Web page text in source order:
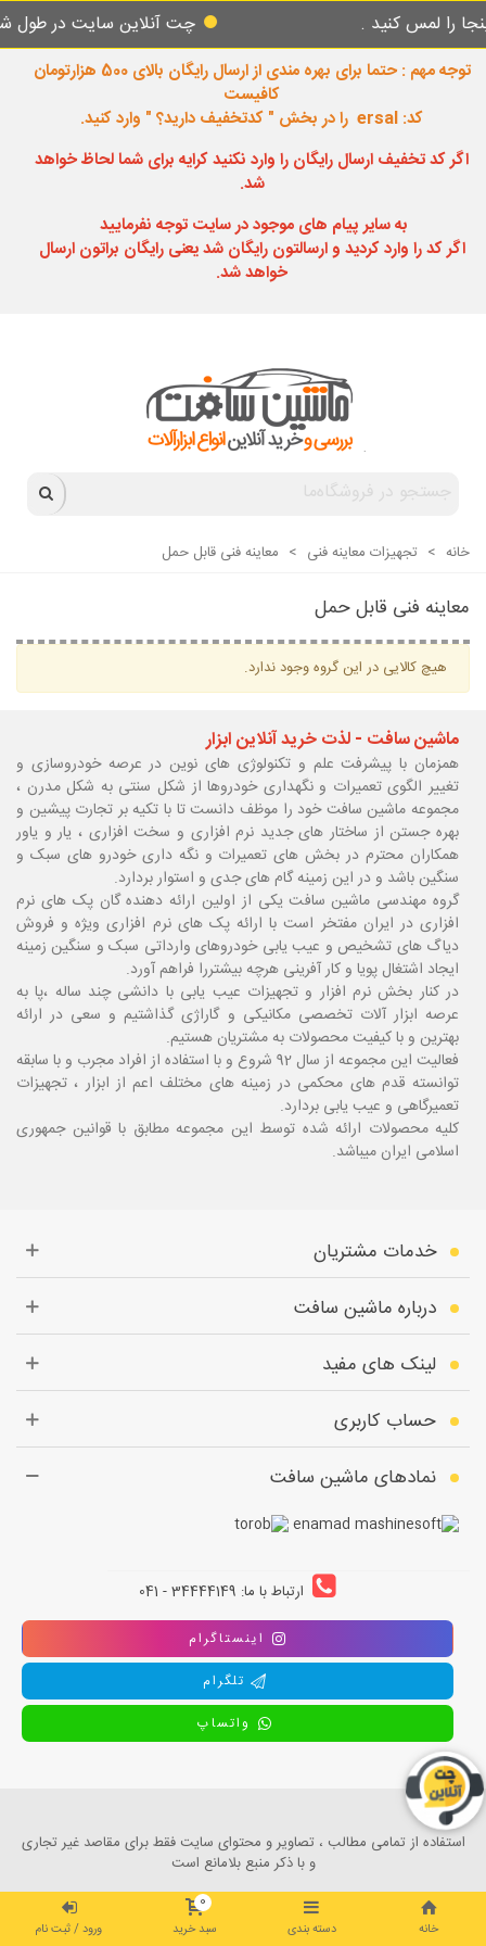
لمس کنید . چت آنلاین سایت در طول
توجه مهم : حتما برای بهره مندی از ارسال رایگان بالای 500 هزارتومان
کافیست
کد: ersal را در بخش " کدتخفیف دارید؟ " وارد کنید.
اگر کد تخفیف ارسال رایگان را وارد نکنید کرایه برای شما لحاظ خواهد
شد.
به سایر پیام های موجود در سایت توجه نفرمایید
اگر کد را وارد کردید و ارسالتون رایگان شد یعنی رایگان براتون ارسال
خواهد شد.
خانه > تجهیزات معاینه فنی > معاینه فنی قابل حمل
معاینه فنی قابل حمل
هیچ کالایی در این گروه وجود ندارد.
ماشین سافت - لذت خرید آنلاین ابزار
همزمان با پیشرفت علم و تکنولوژی های نوین در عرصه خودروسازی و
تغییر الگوی تعمیرات و نگهداری خودروها از شکل سنتی به شکل مدرن ،
مجموعه ماشین سافت خود را موظف دانست تا با تکیه بر تجارت پیشین و
بهره جستن از ساختار های جدید نرم افزاری و سخت افزاری ، یار و یاور
همکاران محترم در بخش های تعمیرات و نگه داری خودرو های سبک و
سنگین باشد و در این زمینه گام های جدی و استوار بردارد.
گروه مهندسی ماشین سافت یکی از اولین ارائه دهنده گان پک های نرم
افزاری در ایران مفتخر است با ارائه پک های نرم افزاری ویژه و فروش
دیاگ های تشخیص و عیب یابی خودروهای وارداتی سبک و سنگین زمینه
ایجاد اشتغال پویا و کار آفرینی هرچه بیشتررا فراهم آورد.
در کنار بخش نرم افزار و تجهیزات عیب یابی با دانشی چند ساله ،پا به
عرصه ابزار آلات تخصصی مکانیکی و گاراژی گذاشتیم و سعی در ارائه
بهترین و با کیفیت محصولات به مشتریان هستیم.
فعالیت این مجموعه از سال 92 شروع و با استفاده از افراد مجرب و با سابقه
توانسته قدم های محکمی در زمینه های مختلف اعم از ابزار ، تجهیزات
تعمیرگاهی و عیب یابی بردارد.
کلیه محصولات ارائه شده توسط این مجموعه مطابق با قوانین جمهوری
اسلامی ایران میباشد.
خدمات مشتریان
درباره ماشین سافت
لینک های مفید
حساب کاربری
نمادهای ماشین سافت
ارتباط با ما: 34444149 - 041
اینستاگرام
تلگرام
واتساپ
استفاده از تمامی مطالب ، تصاویر و محتوای سايت فقط برای مقاصد غیر تجاری
و با ذکر منبع بلامانع است
خانه دسته بندی سبد خرید
0
ورود / ثبت نام